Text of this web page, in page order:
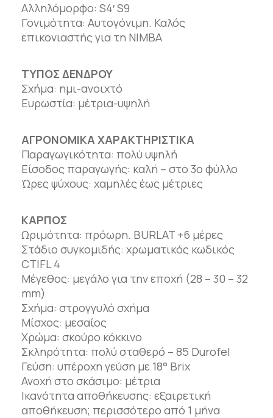
Αλληλόμορφο: S4′ S9
Γονιμότητα: Αυτογόνιμη. Καλός
επικονιαστής για τη NIMBA
ΤΥΠΟΣ ΔΕΝΔΡΟΥ
Σχήμα: ημι-ανοιχτό
Ευρωστία: μέτρια-υψηλή
ΑΓΡΟΝΟΜΙΚΑ ΧΑΡΑΚΤΗΡΙΣΤΙΚΑ
Παραγωγικότητα: πολύ υψηλή
Είσοδος παραγωγής: καλή – στο 3ο φύλλο
Ώρες ψύχους: χαμηλές έως μέτριες
ΚΑΡΠΟΣ
Ωριμότητα: πρόωρη. BURLAT +6 μέρες
Στάδιο συγκομιδής: χρωματικός κωδικός
CTIFL 4
Μέγεθος: μεγάλο για την εποχή (28 – 30 – 32
mm)
Σχήμα: στρογγυλό σχήμα
Μίσχος: μεσαίος
Χρώμα: σκούρο κόκκινο
Σκληρότητα: πολύ σταθερό – 85 Durofel
Γεύση: υπέροχη γεύση με 18° Brix
Ανοχή στο σκάσιμο: μέτρια
Ικανότητα αποθήκευσης: εξαιρετική
αποθήκευση; περισσότερο από 1 μήνα